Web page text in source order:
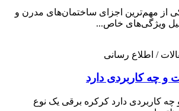
از مهم‌ترین اجزای ساختمان‌های مدرن و
ویژگی‌های خاص...
/ اطلاع رسانی
چه کاربردی دارد
کاربردی دارد کرکره برقی یک نوع